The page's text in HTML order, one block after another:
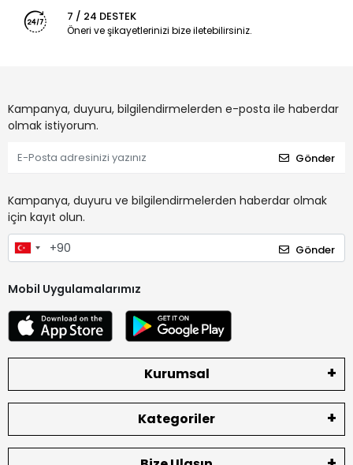
7 / 24 DESTEK
Öneri ve şikayetlerinizi bize iletebilirsiniz.
Kampanya, duyuru, bilgilendirmelerden e-posta ile haberdar
olmak istiyorum.
Gönder
Kampanya, duyuru ve bilgilendirmelerden haberdar olmak
için kayıt olun.
Gönder
Mobil Uygulamalarımız
Kurumsal
Kategoriler